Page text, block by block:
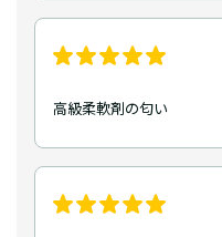
高級柔軟剤の匂い